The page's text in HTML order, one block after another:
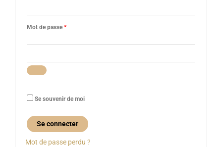
Mot de passe *
Se souvenir de moi
Se connecter
Mot de passe perdu ?